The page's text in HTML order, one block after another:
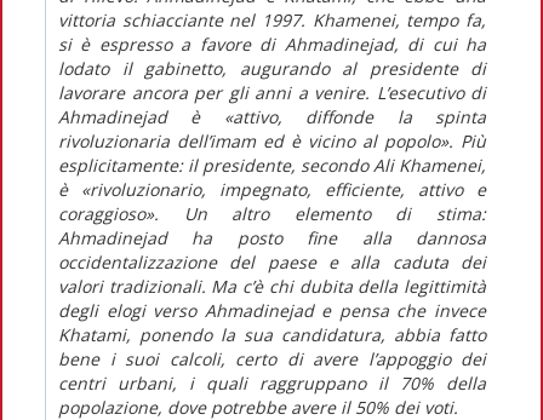
vittoria schiacciante nel 1997. Khamenei, tempo fa,
si è espresso a favore di Ahmadinejad, di cui ha
lodato il gabinetto, augurando al presidente di
lavorare ancora per gli anni a venire. L’esecutivo di
Ahmadinejad è «attivo, diffonde la spinta
rivoluzionaria dell’imam ed è vicino al popolo». Più
esplicitamente: il presidente, secondo Ali Khamenei,
è «rivoluzionario, impegnato, efficiente, attivo e
coraggioso». Un altro elemento di stima:
Ahmadinejad ha posto fine alla dannosa
occidentalizzazione del paese e alla caduta dei
valori tradizionali. Ma c’è chi dubita della legittimità
degli elogi verso Ahmadinejad e pensa che invece
Khatami, ponendo la sua candidatura, abbia fatto
bene i suoi calcoli, certo di avere l’appoggio dei
centri urbani, i quali raggruppano il 70% della
popolazione, dove potrebbe avere il 50% dei voti.